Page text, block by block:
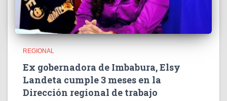
REGIONAL
Ex gobernadora de Imbabura, Elsy
Landeta cumple 3 meses en la
Dirección regional de trabajo